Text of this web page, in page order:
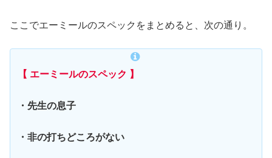
ここでエーミールのスペックをまとめると、次の通り。
【 エーミールのスペック 】
・先生の息子
・非の打ちどころがない